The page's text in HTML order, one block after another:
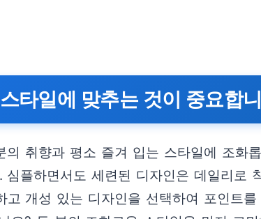
타일에 맞추는 것이 중요합
취향과 평소 즐겨 입는 스타일에 조화
플하면서도 세련된 디자인은 데일리로
개성 있는 디자인을 선택하여 포인트